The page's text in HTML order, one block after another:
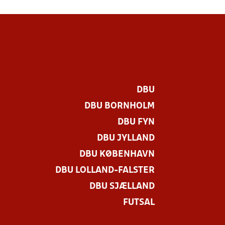
DBU
DBU BORNHOLM
DBU FYN
DBU JYLLAND
DBU KØBENHAVN
DBU LOLLAND-FALSTER
DBU SJÆLLAND
FUTSAL